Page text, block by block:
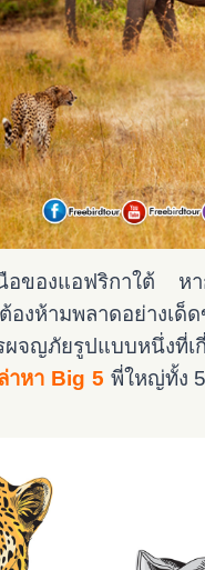
ของแอฟริกาใต้ หา
องห้ามพลาดอย่างเ
รผจญภัยรูปแบบหนึ่งที่
าหา Big 5 พี่ใหญ่ทั้ง